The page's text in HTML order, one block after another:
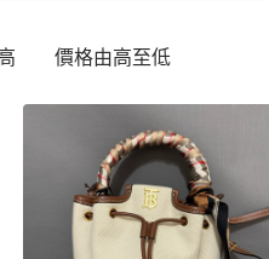
價格由高至低